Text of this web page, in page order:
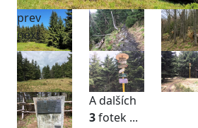
prev
next
A dalších
3fotek ...